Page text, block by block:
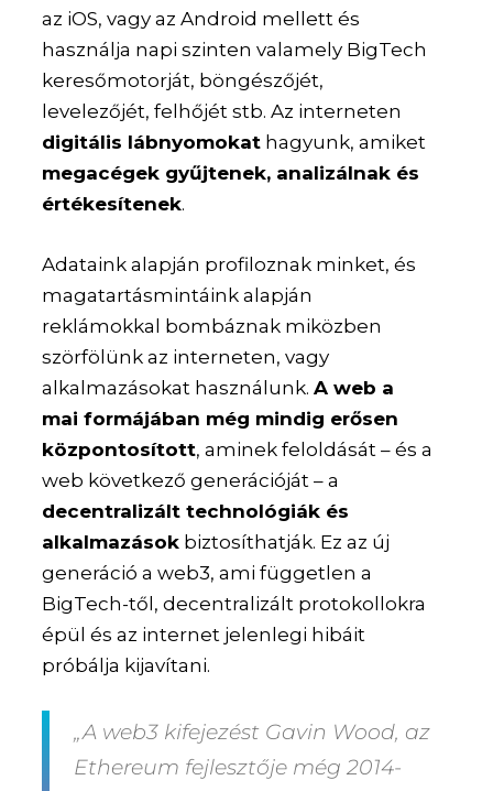
az iOS, vagy az Android mellett és
használja napi szinten valamely BigTech
keresőmotorját, böngészőjét,
levelezőjét, felhőjét stb. Az interneten
digitális lábnyomokat hagyunk, amiket
megacégek gyűjtenek, analizálnak és
értékesítenek.
Adataink alapján profiloznak minket, és
magatartásmintáink alapján
reklámokkal bombáznak miközben
szörfölünk az interneten, vagy
alkalmazásokat használunk.A web a
mai formájában még mindig erősen
központosított, aminek feloldását – és a
web következő generációját – a
decentralizált technológiák és
alkalmazások biztosíthatják. Ez az új
generáció a web3, ami független a
BigTech-től, decentralizált protokollokra
épül és az internet jelenlegi hibáit
próbálja kijavítani.
„A web3 kifejezést Gavin Wood, az
Ethereum fejlesztője még 2014-